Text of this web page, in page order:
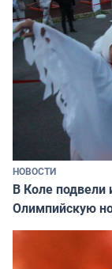
НОВОСТИ
В Коле подвели
Олимпийскую